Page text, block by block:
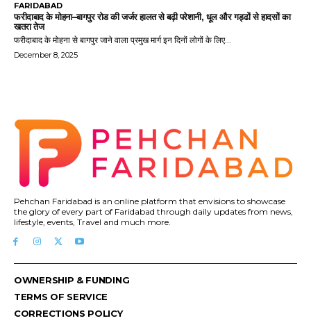
FARIDABAD
फरीदाबाद के मोहना–बागपुर रोड की जर्जर हालत से बढ़ी परेशानी, धूल और गड्ढों से हादसों का
खतरा तेज
फरीदाबाद के मोहना से बागपुर जाने वाला प्रमुख मार्ग इन दिनों लोगों के लिए...
December 8, 2025
Pehchan Faridabad is an online platform that envisions to showcase
the glory of every part of Faridabad through daily updates from news,
lifestyle, events, Travel and much more.
OWNERSHIP & FUNDING
TERMS OF SERVICE
CORRECTIONS POLICY